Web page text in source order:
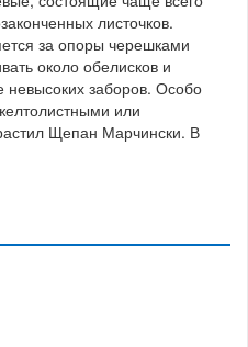
листочков.
за опоры черешками
около обелисков и
невысоких заборов. Особо
или
Щепан Марчински. В